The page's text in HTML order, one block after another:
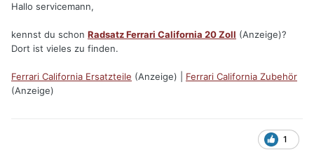
Hallo servicemann,
kennst du schon Radsatz Ferrari California 20 Zoll (Anzeige)?
Dort ist vieles zu finden.
Ferrari California Ersatzteile (Anzeige) | Ferrari California Zubehör
(Anzeige)
1